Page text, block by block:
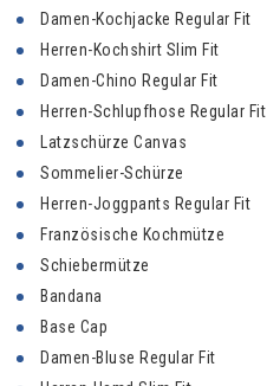
Damen-Kochjacke Regular Fit
Herren-Kochshirt Slim Fit
Damen-Chino Regular Fit
Herren-Schlupfhose Regular Fit
Latzschürze Canvas
Sommelier-Schürze
Herren-Joggpants Regular Fit
Französische Kochmütze
Schiebermütze
Bandana
Base Cap
Damen-Bluse Regular Fit